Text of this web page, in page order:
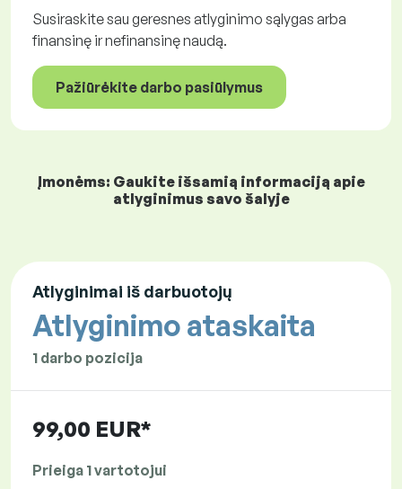
Susiraskite sau geresnes atlyginimo sąlygas arba
finansinę ir nefinansinę naudą.
Pažiūrėkite darbo pasiūlymus
Įmonėms: Gaukite išsamią informaciją apie
atlyginimus savo šalyje
Atlyginimai iš darbuotojų
Atlyginimo ataskaita
1 darbo pozicija
99,00 EUR*
Prieiga 1 vartotojui